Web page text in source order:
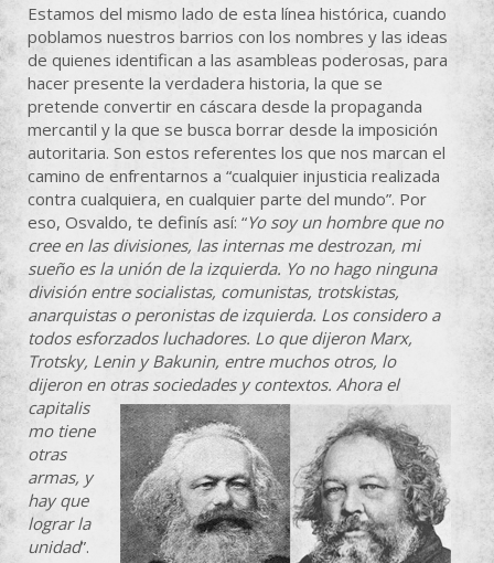
Estamos del mismo lado de esta línea histórica, cuando
poblamos nuestros barrios con los nombres y las ideas
de quienes identifican a las asambleas poderosas, para
hacer presente la verdadera historia, la que se
pretende convertir en cáscara desde la propaganda
mercantil y la que se busca borrar desde la imposición
autoritaria. Son estos referentes los que nos marcan el
camino de enfrentarnos a “cualquier injusticia realizada
contra cualquiera, en cualquier parte del mundo”. Por
eso, Osvaldo, te definís así: “Yo soy un hombre que no
cree en las divisiones, las internas me destrozan, mi
sueño es la unión de la izquierda. Yo no hago ninguna
división entre socialistas, comunistas, trotskistas,
anarquistas o peronistas de izquierda. Los considero a
todos esforzados luchadores. Lo que dijeron Marx,
Trotsky, Lenin y Bakunin, entre muchos otros, lo
dijeron en otras sociedades y contextos. Ahora el
capitalis
mo tiene
otras
armas, y
hay que
lograr la
unidad”.